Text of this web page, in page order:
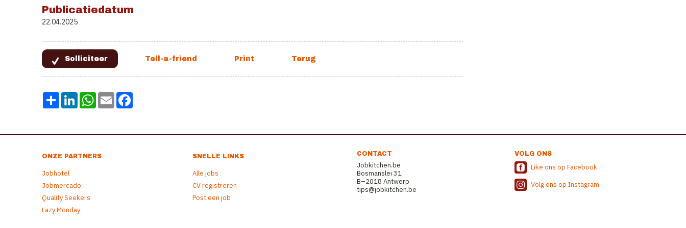
Publicatiedatum
22.04.2025
Share LinkedInWhatsApp
Email
ONZE PARTNERS
Jobhotel
Jobmercado
Quality Seekers
Lazy Monday
SNELLE LINKS
Alle jobs
CV registreren
Post een job
CONTACT
Jobkitchen.be
Bosmanslei 31
B–2018 Antwerp
tips@jobkitchen.be
VOLG ONS
Like ons op Facebook
Volg ons op Instagram